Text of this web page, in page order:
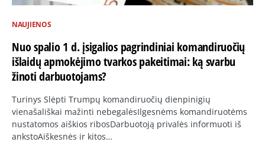
NAUJIENOS
Nuo spalio 1 d. įsigalios pagrindiniai komandiruočių
išlaidų apmokėjimo tvarkos pakeitimai: ką svarbu
žinoti darbuotojams?
Turinys Slėpti Trumpų komandiruočių dienpinigių
vienašališkai mažinti nebegalėsIlgesnėms komandiruotėms
nustatomos aiškios ribosDarbuotoją privalės informuoti iš
ankstoAiškesnės ir kitos…